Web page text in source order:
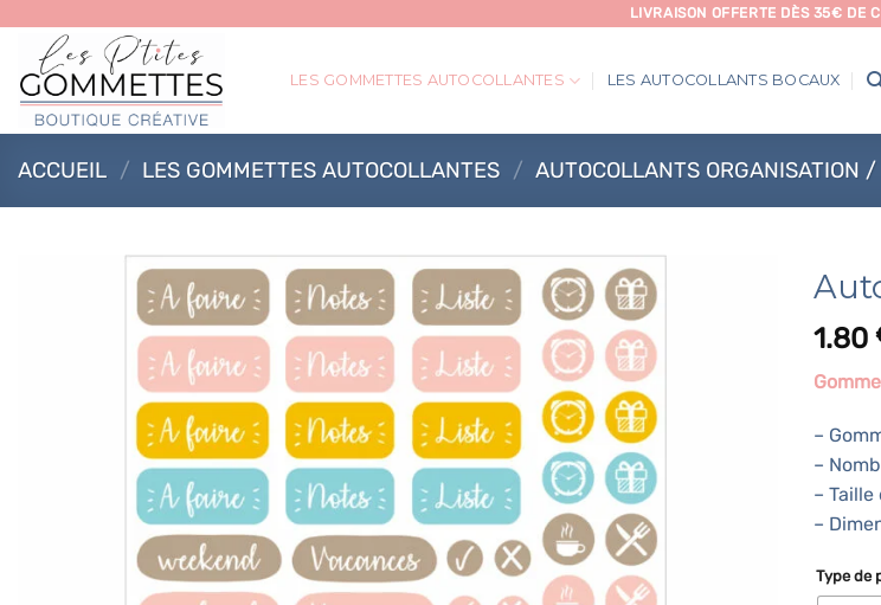
contenu
LIVRAISON OFFERTE DÈS 35€ DE
LES GOMMETTES AUTOCOLLANTES LES AUTOCOLLANTS BOCAUX
ACCUEIL / LES GOMMETTES AUTOCOLLANTES / AUTOCOLLANTS
1.80
–
–
–
–
Type de